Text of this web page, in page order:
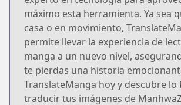
máximo esta herramienta. Ya sea
casa o en movimiento,
permite llevar la experiencia de
manga a un nuevo nivel,
te pierdas una historia
TranslateManga hoy y descubre lo
traducir tus imágenes de